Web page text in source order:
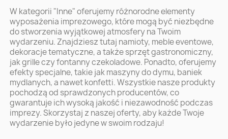
W kategorii "Inne" oferujemy różnorodne elementy
wyposażenia imprezowego, które mogą być niezbędne
do stworzenia wyjątkowej atmosfery na Twoim
wydarzeniu. Znajdziesz tutaj namioty, meble eventowe,
dekoracje tematyczne, a także sprzęt gastronomiczny,
jak grille czy fontanny czekoladowe. Ponadto, oferujemy
efekty specjalne, takie jak maszyny do dymu, baniek
mydlanych, a nawet konfetti. Wszystkie nasze produkty
pochodzą od sprawdzonych producentów, co
gwarantuje ich wysoką jakość i niezawodność podczas
imprezy. Skorzystaj z naszej oferty, aby każde Twoje
wydarzenie było jedyne w swoim rodzaju!